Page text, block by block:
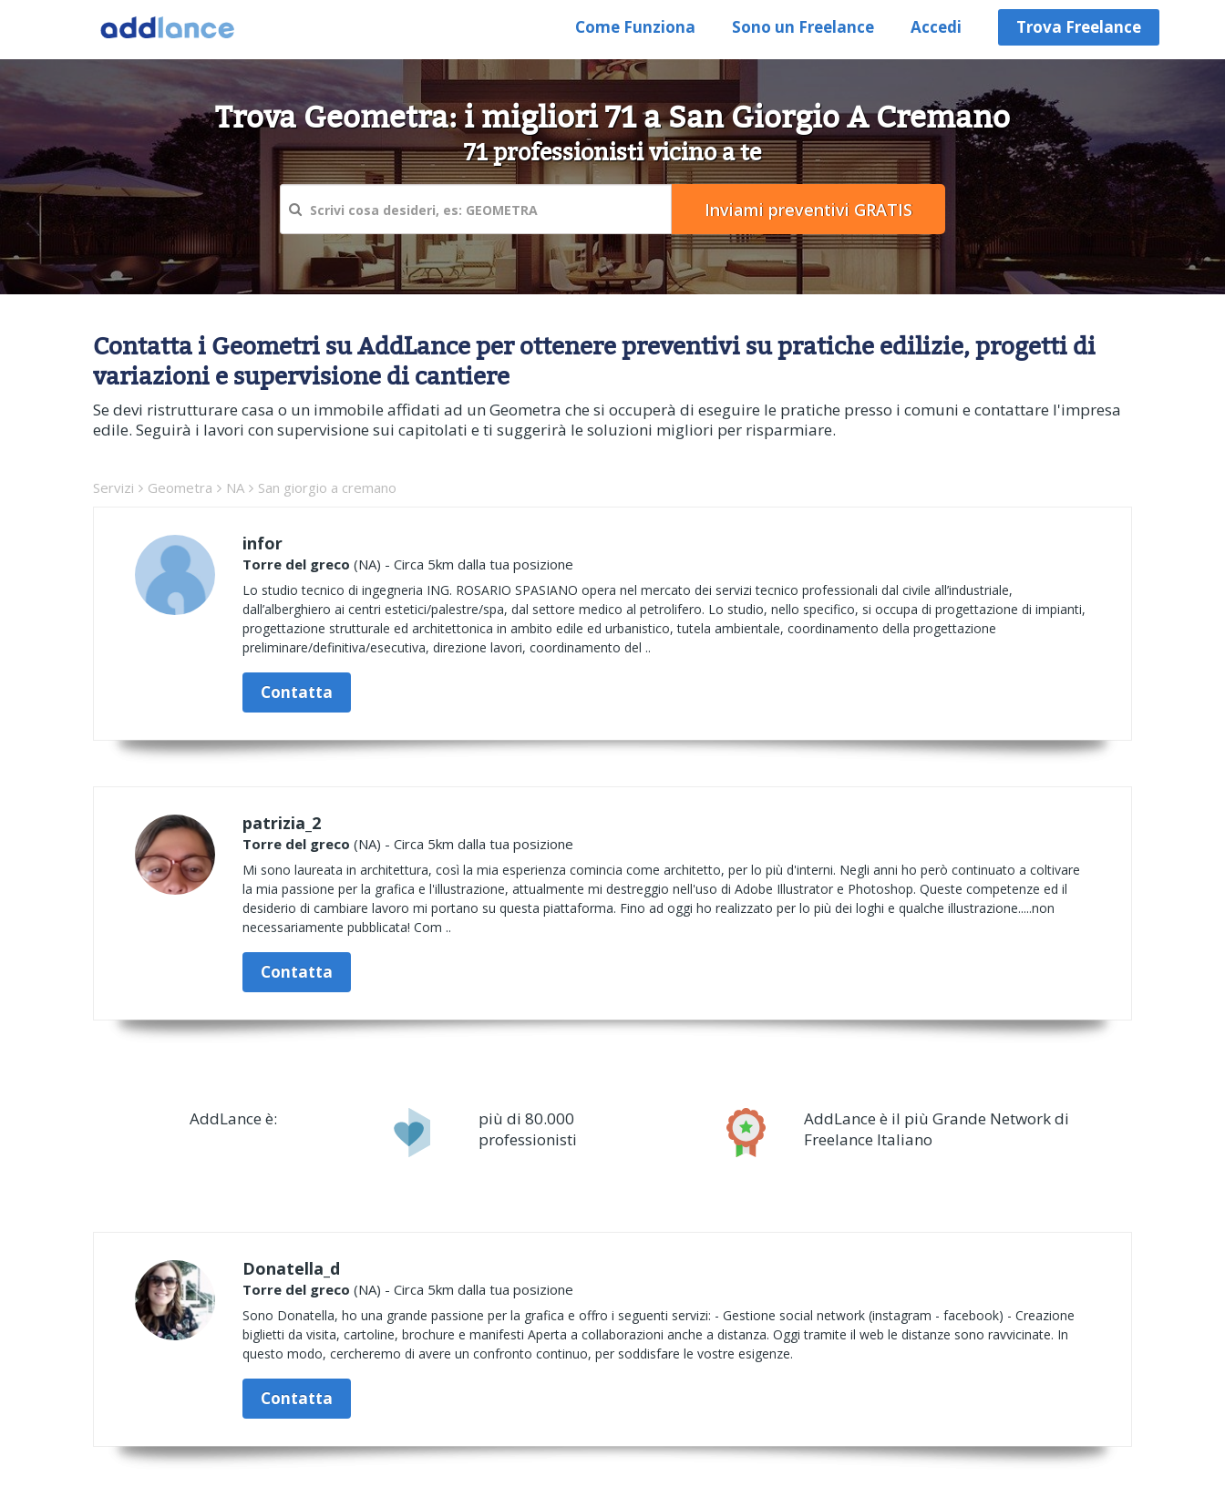
Come Funziona Sono un Freelance Accedi Trova Freelance
Trova Geometra: i migliori 71 a San Giorgio A Cremano
71 professionisti vicino a te
Contatta i Geometri su AddLance per ottenere preventivi su pratiche edilizie, progetti di
variazioni e supervisione di cantiere
Se devi ristrutturare casa o un immobile affidati ad un Geometra che si occuperà di eseguire le pratiche presso i comuni e contattare l'impresa
edile. Seguirà i lavori con supervisione sui capitolati e ti suggerirà le soluzioni migliori per risparmiare.
Servizi Geometra NA San giorgio a cremano
infor
Torre del greco (NA) - Circa 5km dalla tua posizione
Lo studio tecnico di ingegneria ING. ROSARIO SPASIANO opera nel mercato dei servizi tecnico professionali dal civile all’industriale,
dall’alberghiero ai centri estetici/palestre/spa, dal settore medico al petrolifero. Lo studio, nello specifico, si occupa di progettazione di impianti,
progettazione strutturale ed architettonica in ambito edile ed urbanistico, tutela ambientale, coordinamento della progettazione
preliminare/definitiva/esecutiva, direzione lavori, coordinamento del ..
Contatta
patrizia_2
Torre del greco (NA) - Circa 5km dalla tua posizione
Mi sono laureata in architettura, così la mia esperienza comincia come architetto, per lo più d'interni. Negli anni ho però continuato a coltivare
la mia passione per la grafica e l'illustrazione, attualmente mi destreggio nell'uso di Adobe Illustrator e Photoshop. Queste competenze ed il
desiderio di cambiare lavoro mi portano su questa piattaforma. Fino ad oggi ho realizzato per lo più dei loghi e qualche illustrazione.....non
necessariamente pubblicata! Com ..
Contatta
AddLance è:
più di 80.000
professionisti
AddLance è il più Grande Network di
Freelance Italiano
Donatella_d
Torre del greco (NA) - Circa 5km dalla tua posizione
Sono Donatella, ho una grande passione per la grafica e offro i seguenti servizi: - Gestione social network (instagram - facebook) - Creazione
biglietti da visita, cartoline, brochure e manifesti Aperta a collaborazioni anche a distanza. Oggi tramite il web le distanze sono ravvicinate. In
questo modo, cercheremo di avere un confronto continuo, per soddisfare le vostre esigenze.
Contatta